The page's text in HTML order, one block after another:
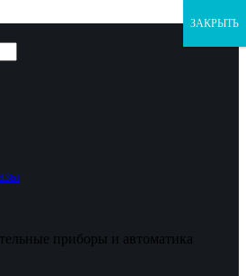
приборы и автоматика
ЗАКРЫТЬ